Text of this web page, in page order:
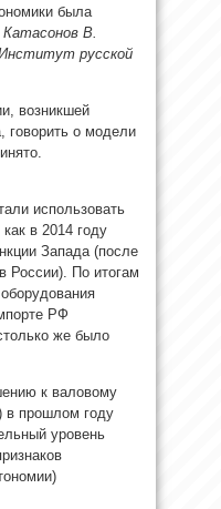
была
Катасонов В.
русской
возникшей
говорить о модели
использовать
в 2014 году
Запада (после
России). По итогам
РФ
же было
к валовому
в прошлом году
уровень